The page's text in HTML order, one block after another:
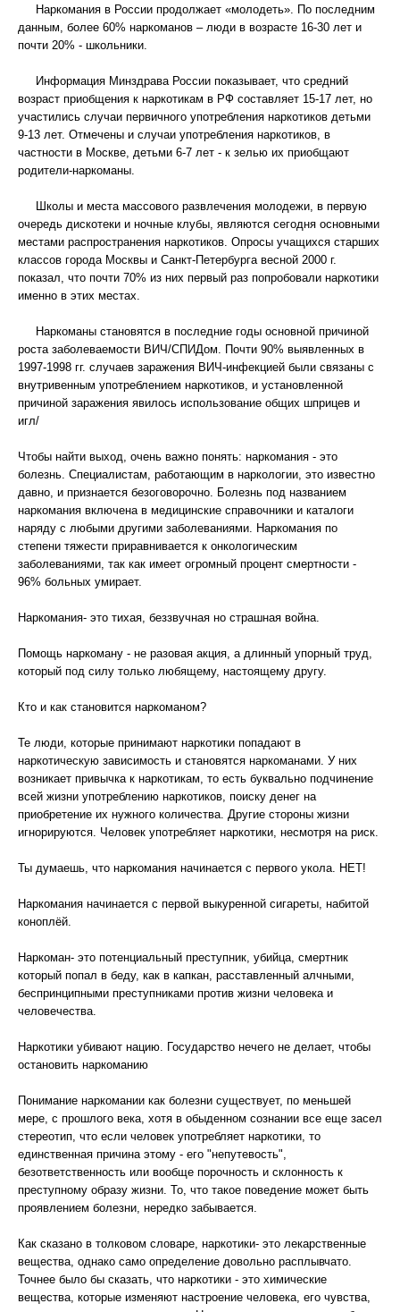
Наркомания в России продолжает «молодеть». По последним
данным, более 60% наркоманов – люди в возрасте 16-30 лет и
почти 20% - школьники.
Информация Минздрава России показывает, что средний
возраст приобщения к наркотикам в РФ составляет 15-17 лет, но
участились случаи первичного употребления наркотиков детьми
9-13 лет. Отмечены и случаи употребления наркотиков, в
частности в Москве, детьми 6-7 лет - к зелью их приобщают
родители-наркоманы.
Школы и места массового развлечения молодежи, в первую
очередь дискотеки и ночные клубы, являются сегодня основными
местами распространения наркотиков. Опросы учащихся старших
классов города Москвы и Санкт-Петербурга весной 2000 г.
показал, что почти 70% из них первый раз попробовали наркотики
именно в этих местах.
Наркоманы становятся в последние годы основной причиной
роста заболеваемости ВИЧ/СПИДом. Почти 90% выявленных в
1997-1998 гг. случаев заражения ВИЧ-инфекцией были связаны с
внутривенным употреблением наркотиков, и установленной
причиной заражения явилось использование общих шприцев и
игл/
Чтобы найти выход, очень важно понять: наркомания - это
болезнь. Специалистам, работающим в наркологии, это известно
давно, и признается безоговорочно. Болезнь под названием
наркомания включена в медицинские справочники и каталоги
наряду с любыми другими заболеваниями. Наркомания по
степени тяжести приравнивается к онкологическим
заболеваниями, так как имеет огромный процент смертности -
96% больных умирает.
Наркомания- это тихая, беззвучная но страшная война.
Помощь наркоману - не разовая акция, а длинный упорный труд,
который под силу только любящему, настоящему другу.
Кто и как становится наркоманом?
Те люди, которые принимают наркотики попадают в
наркотическую зависимость и становятся наркоманами. У них
возникает привычка к наркотикам, то есть буквально подчинение
всей жизни употреблению наркотиков, поиску денег на
приобретение их нужного количества. Другие стороны жизни
игнорируются. Человек употребляет наркотики, несмотря на риск.
Ты думаешь, что наркомания начинается с первого укола. НЕТ!
Наркомания начинается с первой выкуренной сигареты, набитой
коноплёй.
Наркоман- это потенциальный преступник, убийца, смертник
который попал в беду, как в капкан, расставленный алчными,
беспринципными преступниками против жизни человека и
человечества.
Наркотики убивают нацию. Государство нечего не делает, чтобы
остановить наркоманию
Понимание наркомании как болезни существует, по меньшей
мере, с прошлого века, хотя в обыденном сознании все еще засел
стереотип, что если человек употребляет наркотики, то
единственная причина этому - его "непутевость",
безответственность или вообще порочность и склонность к
преступному образу жизни. То, что такое поведение может быть
проявлением болезни, нередко забывается.
Как сказано в толковом словаре, наркотики- это лекарственные
вещества, однако само определение довольно расплывчато.
Точнее было бы сказать, что наркотики - это химические
вещества, которые изменяют настроение человека, его чувства,